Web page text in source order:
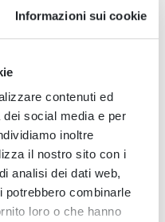
Informazioni sui cookie
contenuti ed
social media e per
inoltre
il nostro sito con i
analisi dei dati web,
potrebbero combinarle
loro o che hanno
versato in giganteschi
di
il
che ogni forma
dell'autentico
tour si conclude con una
quale assaggerai
ognuno dei